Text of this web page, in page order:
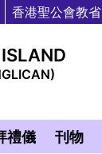
香港聖公會教省
禮儀 刊物